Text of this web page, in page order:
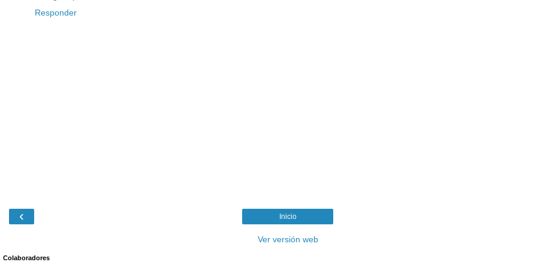
Responder
‹ Inicio
Ver versión web
Colaboradores